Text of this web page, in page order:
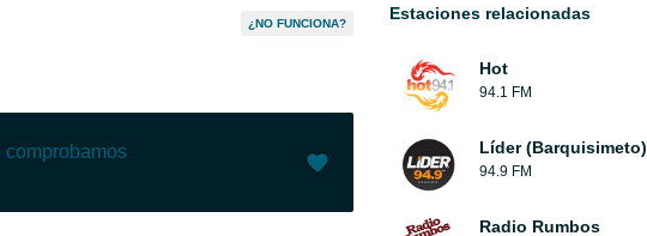
¿NO FUNCIONA?
comprobamos
Estaciones relacionadas
Hot
94.1 FM
Líder (Barquisimeto)
94.9 FM
Radio Rumbos